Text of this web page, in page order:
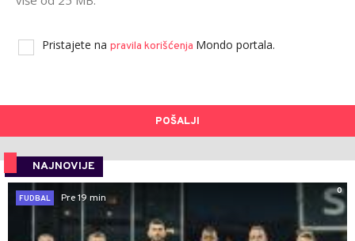
Pristajete na pravila korišćenja Mondo portala.
POŠALJI
NAJNOVIJE
0
FUDBAL
Pre 19 min